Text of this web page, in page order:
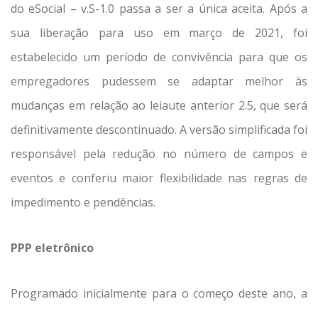
do eSocial – v.S-1.0 passa a ser a única aceita. Após a
sua liberação para uso em março de 2021, foi
estabelecido um período de convivência para que os
empregadores pudessem se adaptar melhor às
mudanças em relação ao leiaute anterior 2.5, que será
definitivamente descontinuado. A versão simplificada foi
responsável pela redução no número de campos e
eventos e conferiu maior flexibilidade nas regras de
impedimento e pendências.
PPP eletrônico
Programado inicialmente para o começo deste ano, a